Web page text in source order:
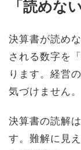
「読めな
決算書が読め
される数字を
ります。経営
気づけません。
決算書の読解
す。難解に見